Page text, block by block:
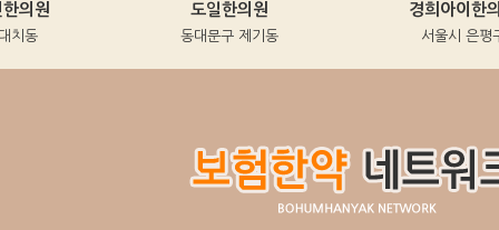
원
동
도일한의원
동대문구 제기동
경희아이한의
서울시 은평구